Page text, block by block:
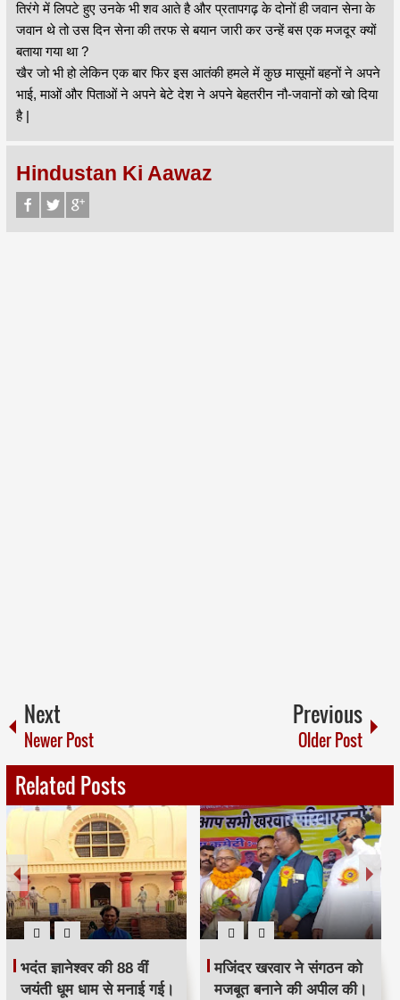
तिरंगे में लिपटे हुए उनके भी शव आते है और प्रतापगढ़ के दोनों ही जवान सेना के
जवान थे तो उस दिन सेना की तरफ से बयान जारी कर उन्हें बस एक मजदूर क्यों
बताया गया था ?
खैर जो भी हो लेकिन एक बार फिर इस आतंकी हमले में कुछ मासूमों बहनों ने अपने
भाई, माओं और पिताओं ने अपने बेटे देश ने अपने बेहतरीन नौ-जवानों को खो दिया
है |
Hindustan Ki Aawaz
Next
Newer Post
Previous
Older Post
Related Posts
भदंत ज्ञानेश्वर की 88 वीं
जयंती धूम धाम से मनाई गई।
मजिंदर खरवार ने संगठन को
मजबूत बनाने की अपील की।